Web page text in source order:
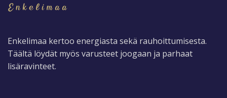
Enkelimaa kertoo energiasta sekä rauhoittumisesta.
Täältä löydät myös varusteet joogaan ja parhaat
lisäravinteet.